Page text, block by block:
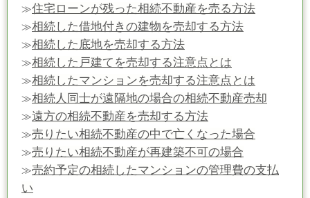
≫住宅ローンが残った相続不動産を売る方法
≫相続した借地付きの建物を売却する方法
≫相続した底地を売却する方法
≫相続した戸建てを売却する注意点とは
≫相続したマンションを売却する注意点とは
≫相続人同士が遠隔地の場合の相続不動産売却
≫遠方の相続不動産を売却する方法
≫売りたい相続不動産の中で亡くなった場合
≫売りたい相続不動産が再建築不可の場合
≫売約予定の相続したマンションの管理費の支払
い